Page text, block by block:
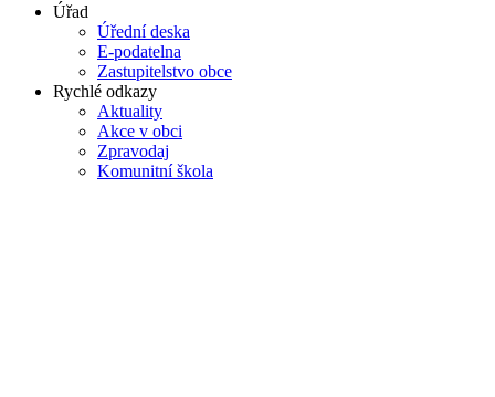
Úřad
Úřední deska
E-podatelna
Zastupitelstvo obce
Rychlé odkazy
Aktuality
Akce v obci
Zpravodaj
Komunitní škola